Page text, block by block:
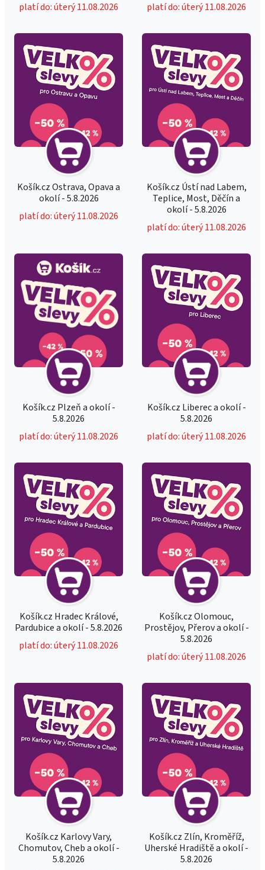
platí do: úterý 11.08.2026
platí do: úterý 11.08.2026
Košík.cz Ostrava, Opava a
okolí - 5.8.2026
platí do: úterý 11.08.2026
Košík.cz Ústí nad Labem,
Teplice, Most, Děčín a
okolí - 5.8.2026
platí do: úterý 11.08.2026
Košík.cz Plzeň a okolí -
5.8.2026
platí do: úterý 11.08.2026
Košík.cz Liberec a okolí -
5.8.2026
platí do: úterý 11.08.2026
Košík.cz Hradec Králové,
Pardubice a okolí - 5.8.2026
platí do: úterý 11.08.2026
Košík.cz Olomouc,
Prostějov, Přerov a okolí -
5.8.2026
platí do: úterý 11.08.2026
Košík.cz Karlovy Vary,
Chomutov, Cheb a okolí -
5.8.2026
Košík.cz Zlín, Kroměříž,
Uherské Hradiště a okolí -
5.8.2026